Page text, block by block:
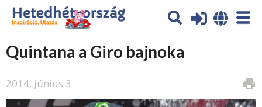
Quintana a Giro bajnoka
2014. június 3. print